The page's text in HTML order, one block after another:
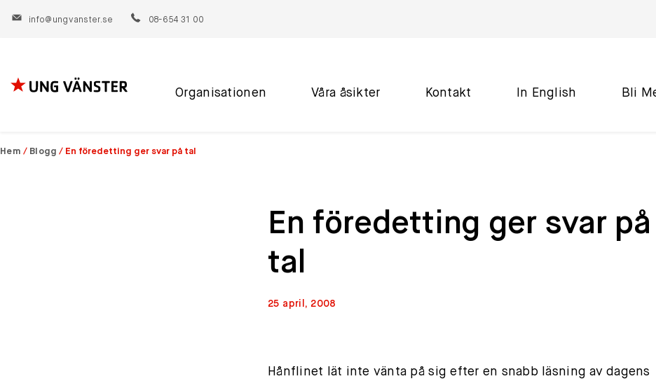
info@ungvanster.se 08-654 31 00
Hoppa
Organisationen Våra åsikter Kontakt In English Bli
Hem / Blogg / En föredetting ger svar på tal
En föredetting ger svar på
tal
25 april, 2008
Hånflinet lät inte vänta på sig efter en snabb läsning av dagens